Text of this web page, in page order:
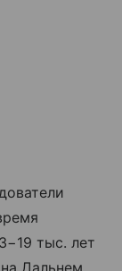
тыс. лет